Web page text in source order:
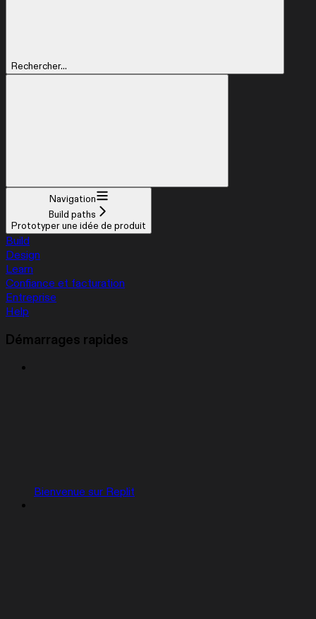
Rechercher...
Navigation
Build paths
Prototyper une idée de produit
Build
Design
Learn
Confiance et facturation
Entreprise
Help
Démarrages rapides
Bienvenue sur Replit